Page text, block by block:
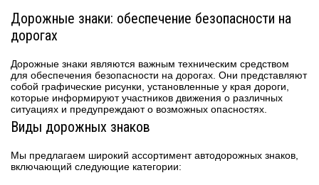
Дорожные знаки: обеспечение безопасности на
дорогах
Дорожные знаки являются важным техническим средством
для обеспечения безопасности на дорогах. Они представляют
собой графические рисунки, установленные у края дороги,
которые информируют участников движения о различных
ситуациях и предупреждают о возможных опасностях.
Виды дорожных знаков
Мы предлагаем широкий ассортимент автодорожных знаков,
включающий следующие категории: